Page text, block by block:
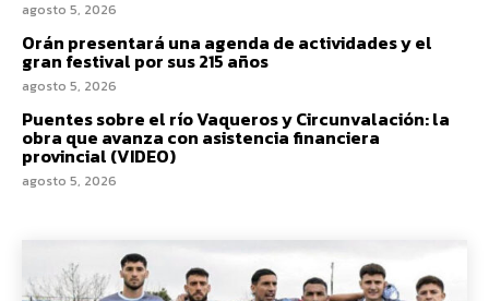
agosto 5, 2026
Orán presentará una agenda de actividades y el
gran festival por sus 215 años
agosto 5, 2026
Puentes sobre el río Vaqueros y Circunvalación: la
obra que avanza con asistencia financiera
provincial (VIDEO)
agosto 5, 2026